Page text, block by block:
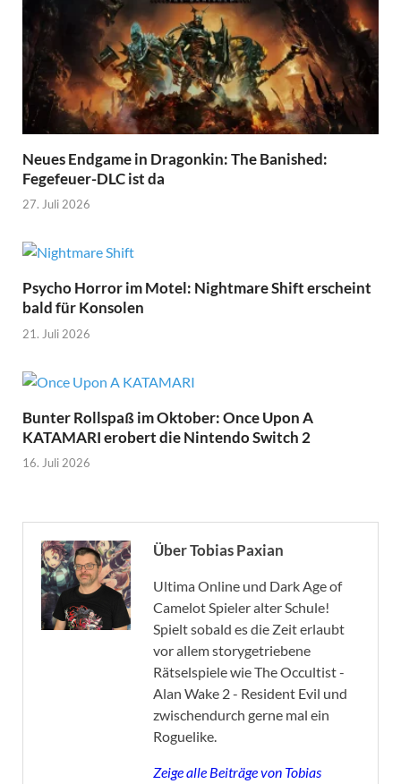
Neues Endgame in Dragonkin: The Banished:
Fegefeuer-DLC ist da
27. Juli 2026
Psycho Horror im Motel: Nightmare Shift erscheint
bald für Konsolen
21. Juli 2026
Bunter Rollspaß im Oktober: Once Upon A
KATAMARI erobert die Nintendo Switch 2
16. Juli 2026
Über Tobias Paxian
Ultima Online und Dark Age of
Camelot Spieler alter Schule!
Spielt sobald es die Zeit erlaubt
vor allem storygetriebene
Rätselspiele wie The Occultist -
Alan Wake 2 - Resident Evil und
zwischendurch gerne mal ein
Roguelike.
Zeige alle Beiträge von Tobias